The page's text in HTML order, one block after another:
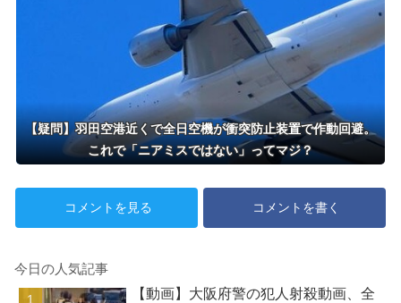
ンラインショップを売り切れ状
態にして商品相場を操作してた
のでは」
【疑問】羽田空港近くで全日空機が衝突防止装置で作動回避。
これで「ニアミスではない」ってマジ？
コメントを見る コメントを書く
今日の人気記事
【動画】大阪府警の犯人射殺動画、全